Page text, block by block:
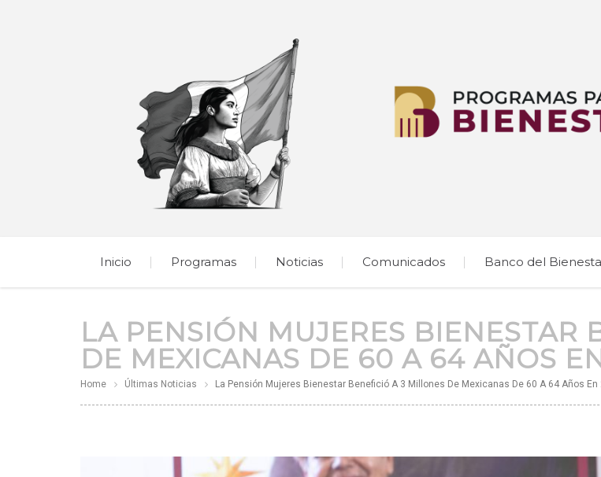
Inicio Programas Noticias Comunicados Banco del
LA PENSIÓN MUJERES BIENESTAR
DE MEXICANAS DE 60 A 64 AÑOS
Home Últimas Noticias La Pensión Mujeres Bienestar Benefició A 3 Millones De Mexicanas De 60 A 64 Años En